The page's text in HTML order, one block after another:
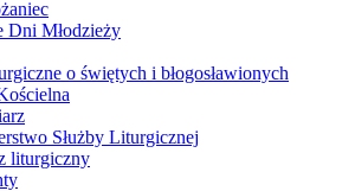
Dni Młodzieży
o świętych i błogosławionych
Służby Liturgicznej
liturgiczny